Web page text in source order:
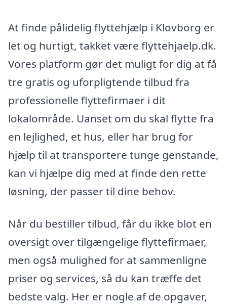
At finde pålidelig flyttehjælp i Klovborg er
let og hurtigt, takket være flyttehjaelp.dk.
Vores platform gør det muligt for dig at få
tre gratis og uforpligtende tilbud fra
professionelle flyttefirmaer i dit
lokalområde. Uanset om du skal flytte fra
en lejlighed, et hus, eller har brug for
hjælp til at transportere tunge genstande,
kan vi hjælpe dig med at finde den rette
løsning, der passer til dine behov.
Når du bestiller tilbud, får du ikke blot en
oversigt over tilgængelige flyttefirmaer,
men også mulighed for at sammenligne
priser og services, så du kan træffe det
bedste valg. Her er nogle af de opgaver,